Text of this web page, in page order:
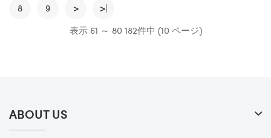
8
9 >
>|
表示 61 ～ 80 182件中 (10 ページ)
ABOUT US